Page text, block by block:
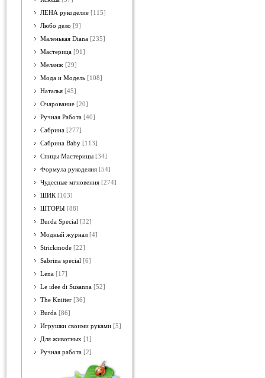
ЛЕНА рукоделие [115]
Любо дело [9]
Маленькая Diana [235]
Мастерица [91]
Меланж [29]
Мода и Модель [108]
Наталья [45]
Очарование [20]
Ручная Работа [40]
Сабрина [277]
Сабрина Baby [113]
Спицы Мастерицы [34]
Формула рукоделия [54]
Чудесные мгновения [274]
ШИК [103]
ШТОРЫ [88]
Burda Special [32]
Модный журнал [4]
Strickmode [22]
Sabrina special [6]
Lena [17]
Le idee di Susanna [52]
The Knitter [36]
Burda [86]
Игрушки своими руками [5]
Для животных [1]
Ручная работа [2]